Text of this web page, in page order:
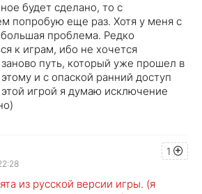
будет сделано, то с
попробую еще раз. Хотя у меня с
проблема. Редко
к играм, ибо не хочется
путь, который уже прошел в
и с опаской ранний доступ
игрой я думаю исключение
1
из русской версии игры. (я